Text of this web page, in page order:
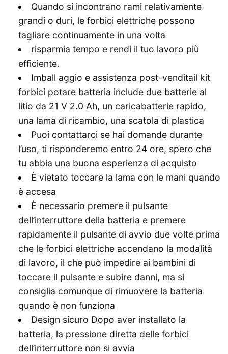
Quando si incontrano rami relativamente
grandi o duri, le forbici elettriche possono
tagliare continuamente in una volta
risparmia tempo e rendi il tuo lavoro più
efficiente.
Imball aggio e assistenza post-venditail kit
forbici potare batteria include due batterie al
litio da 21 V 2.0 Ah, un caricabatterie rapido,
una lama di ricambio, una scatola di plastica
Puoi contattarci se hai domande durante
l’uso, ti risponderemo entro 24 ore, spero che
tu abbia una buona esperienza di acquisto
È vietato toccare la lama con le mani quando
è accesa
È necessario premere il pulsante
dell’interruttore della batteria e premere
rapidamente il pulsante di avvio due volte prima
che le forbici elettriche accendano la modalità
di lavoro, il che può impedire ai bambini di
toccare il pulsante e subire danni, ma si
consiglia comunque di rimuovere la batteria
quando è non funziona
Design sicuro Dopo aver installato la
batteria, la pressione diretta delle forbici
dell’interruttore non si avvia